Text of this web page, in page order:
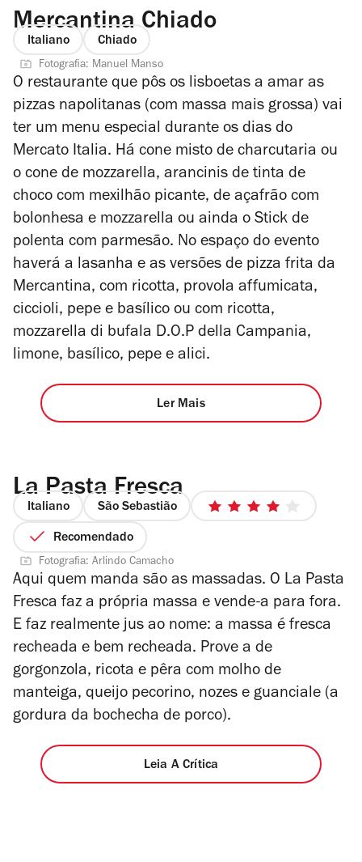
Mercantina Chiado
Italiano Chiado
Fotografia: Manuel Manso
O restaurante que pôs os lisboetas a amar as
pizzas napolitanas (com massa mais grossa) vai
ter um menu especial durante os dias do
Mercato Italia. Há cone misto de charcutaria ou
o cone de mozzarella, arancinis de tinta de
choco com mexilhão picante, de açafrão com
bolonhesa e mozzarella ou ainda o Stick de
polenta com parmesão. No espaço do evento
haverá a lasanha e as versões de pizza frita da
Mercantina, com ricotta, provola affumicata,
ciccioli, pepe e basílico ou com ricotta,
mozzarella di bufala D.O.P della Campania,
limone, basílico, pepe e alici.
Ler Mais
La Pasta Fresca
Italiano São Sebastião
4/5
Recomendado
Fotografia: Arlindo Camacho
Aqui quem manda são as massadas. O La Pasta
Fresca faz a própria massa e vende-a para fora.
E faz realmente jus ao nome: a massa é fresca
recheada e bem recheada. Prove a de
gorgonzola, ricota e pêra com molho de
manteiga, queijo pecorino, nozes e guanciale (a
gordura da bochecha de porco).
Leia A Crítica